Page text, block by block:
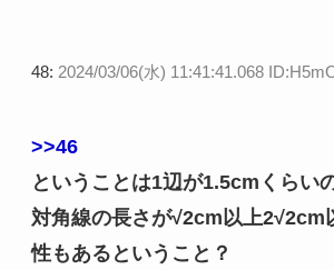
48: 2024/03/06(水) 11:41:41.068
>>46
ということは1辺が1.5cmくらい
対角線の長さが√2cm以上2√2cm
性もあるということ？